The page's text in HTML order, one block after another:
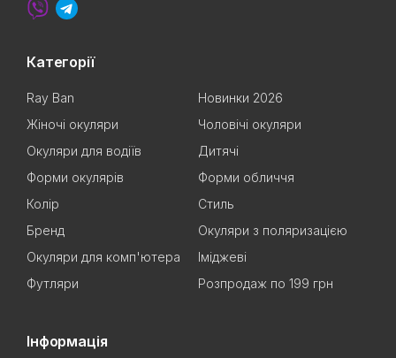
Категорії
Ray Ban
Новинки 2026
Жіночі окуляри
Чоловічі окуляри
Окуляри для водіїв
Дитячі
Форми окулярів
Форми обличчя
Колір
Стиль
Бренд
Окуляри з поляризацією
Окуляри для комп'ютера
Іміджеві
Футляри
Розпродаж по 199 грн
Інформація